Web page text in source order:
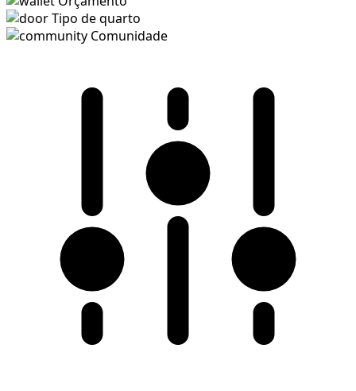
Tipo de quarto
Comunidade